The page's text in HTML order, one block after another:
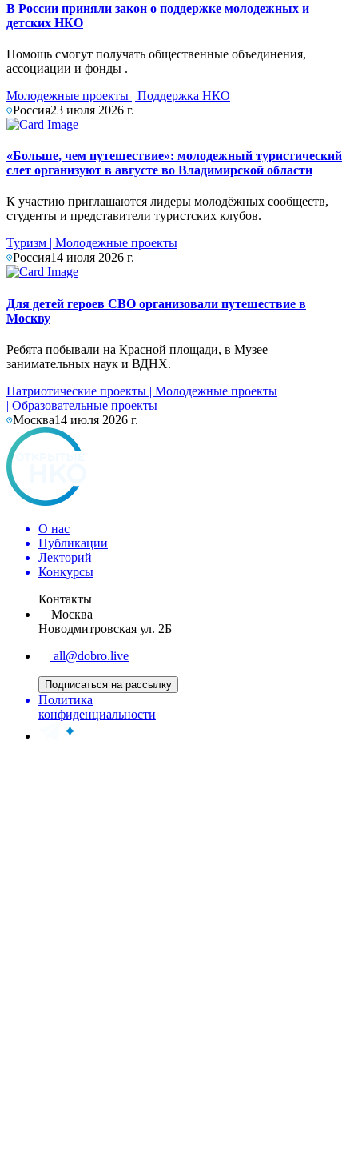
В России приняли закон о поддержке молодежных и
детских НКО
Помощь смогут получать общественные объединения,
ассоциации и фонды .
Молодежные проекты | Поддержка НКО
Россия23 июля 2026 г.
«Больше, чем путешествие»: молодежный туристический
слет организуют в августе во Владимирской области
К участию приглашаются лидеры молодёжных сообществ,
студенты и представители туристских клубов.
Туризм | Молодежные проекты
Россия14 июля 2026 г.
Для детей героев СВО организовали путешествие в
Москву
Ребята побывали на Красной площади, в Музее
занимательных наук и ВДНХ.
Патриотические проекты | Молодежные проекты
| Образовательные проекты
Москва14 июля 2026 г.
О нас
Публикации
Лекторий
Конкурсы
Контакты
Москва
Новодмитровская ул. 2Б
all@dobro.live
Подписаться на рассылку
Политика
конфиденциальности